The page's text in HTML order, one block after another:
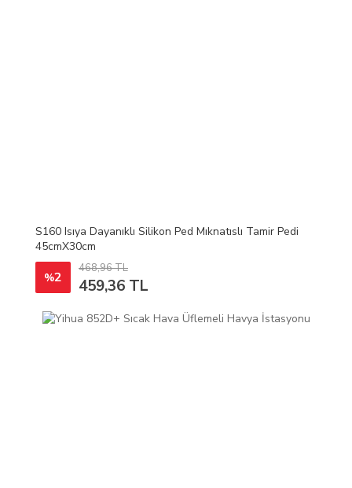
S160 Isıya Dayanıklı Silikon Ped Mıknatıslı Tamir Pedi
45cmX30cm
%2
468,96 TL
459,36 TL